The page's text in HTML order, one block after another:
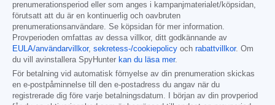
prenumerationsperiod eller som anges i kampanjmaterialet/köpsidan,
förutsatt att du är en kontinuerlig och oavbruten
prenumerationsanvändare. Se köpsidan för mer information.
Provperioden omfattas av dessa villkor, ditt godkännande av
EULA/användarvillkor, sekretess-/cookiepolicy och rabattvillkor. Om
du vill avinstallera SpyHunter kan du läsa mer.
För betalning vid automatisk förnyelse av din prenumeration skickas
en e-postpåminnelse till den e-postadress du angav när du
registrerade dig före varje betalningsdatum. I början av din provperiod